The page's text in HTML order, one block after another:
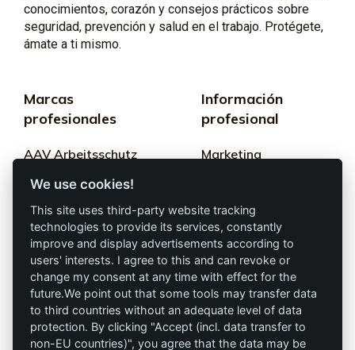
conocimientos, corazón y consejos prácticos sobre
seguridad, prevención y salud en el trabajo. Protégete,
ámate a ti mismo.
Marcas
profesionales
AAV Arbeitsschutz
Allprotec® Solo
trabaja seguro
Omniprotect –
Tienda Online
Información
profesional
Marketing
condiciones
Privacidad
Impresión
Contacto
We use cookies!
This site uses third-party website tracking
technologies to provide its services, constantly
improve and display advertisements according to
users' interests. I agree to this and can revoke or
change my consent at any time with effect for the
future.We point out that some tools may transfer data
to third countries without an adequate level of data
protection. By clicking "Accept (incl. data transfer to
non-EU countries)", you agree that the data may be